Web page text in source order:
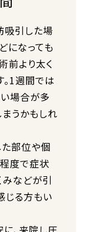
吸引した場
になっても
前より太く
。1週間では
場合が多
うかもしれ
部位や個
度で症状
みなどが引
じる方もい